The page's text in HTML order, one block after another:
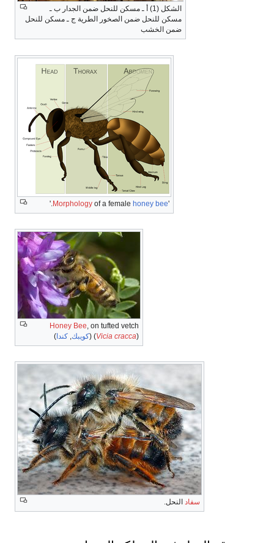
الشكل (1) أ ـ مسكن للنحل ضمن الجدار ب ـ
مسكن للنحل ضمن الصخور الطرية ج ـ مسكن للنحل
ضمن الخشب
'
Morphology of a female honey bee
.'
Honey Bee , on tufted vetch
(Vicia cracca) ( كويبك كندا)
سفاد النحل.